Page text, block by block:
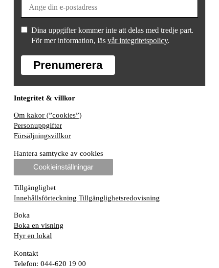
Dina uppgifter kommer inte att delas med tredje part.
För mer information, läs vår integritetspolicy.
Prenumerera
Integritet & villkor
Om kakor (”cookies”)
Personuppgifter
Försäljningsvillkor
Hantera samtycke av cookies
Cookieinställningar
Tillgänglighet
Innehållsförteckning Tillgänglighetsredovisning
Boka
Boka en visning
Hyr en lokal
Kontakt
Telefon: 044-620 19 00